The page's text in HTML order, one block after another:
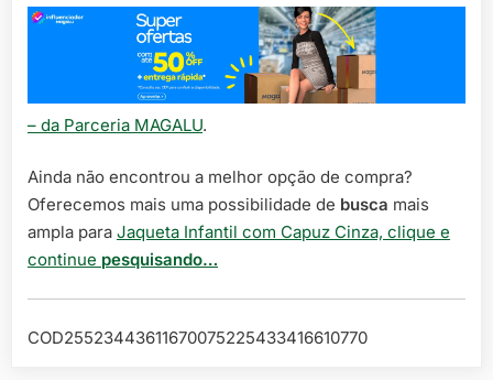
– da Parceria MAGALU.
Ainda não encontrou a melhor opção de compra?
Oferecemos mais uma possibilidade de busca mais
ampla para Jaqueta Infantil com Capuz Cinza, clique e
continue pesquisando…
COD25523443611670075225433416610770